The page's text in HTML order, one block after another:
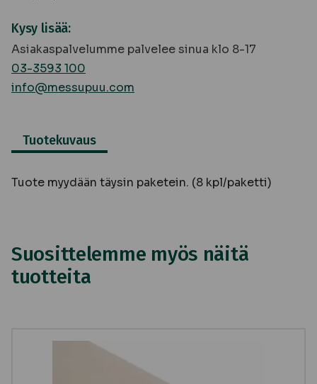
Kysy lisää:
Asiakaspalvelumme palvelee sinua klo 8-17
03-3593 100
info@messupuu.com
Tuotekuvaus
Tuote myydään täysin paketein. (8 kpl/paketti)
Suosittelemme myös näitä
tuotteita